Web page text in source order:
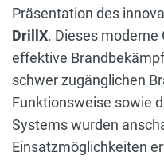
Präsentation des
DrillX. Dieses moderne
effektive
schwer zugänglichen
Funktionsweise sowie
Systems wurden
Einsatzmöglichkeiten